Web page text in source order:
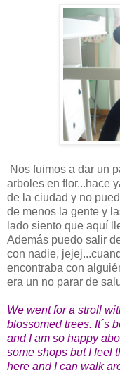
Nos fuimos a dar un
arboles en flor...hace
de la ciudad y no
de menos la gente y
lado siento que aquí
Además puedo salir
con nadie,
encontraba con
era un no parar de
We went for a stroll
blossomed trees. It´s
and I am so happy
some shops but I feel
here and I can walk